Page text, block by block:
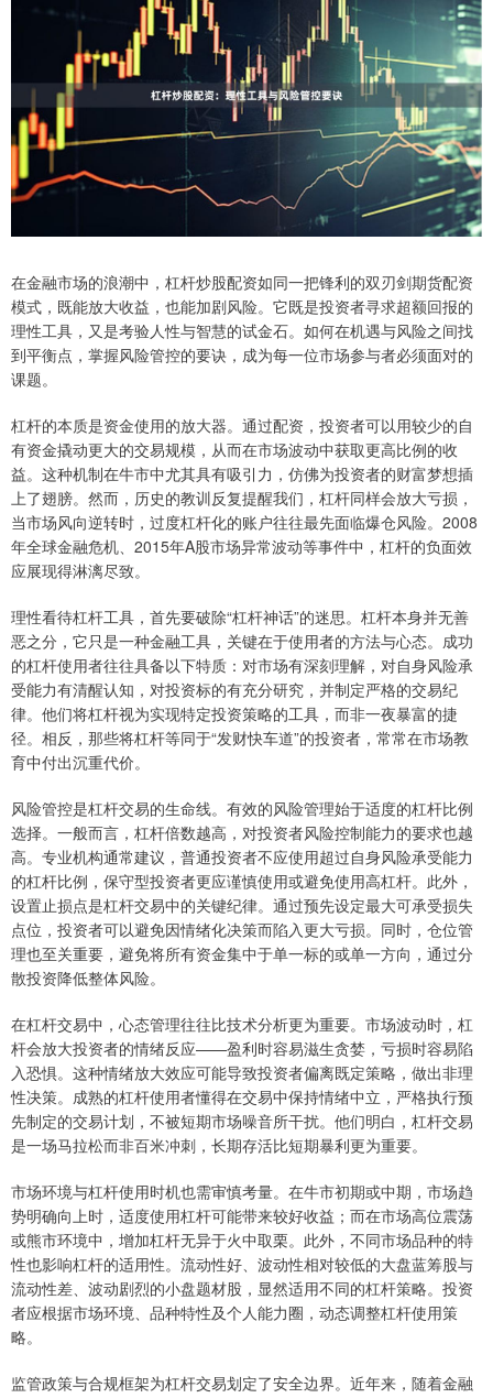
在金融市场的浪潮中，杠杆炒股配资如同一把锋利的双刃剑期货配资
模式，既能放大收益，也能加剧风险。它既是投资者寻求超额回报的
理性工具，又是考验人性与智慧的试金石。如何在机遇与风险之间找
到平衡点，掌握风险管控的要诀，成为每一位市场参与者必须面对的
课题。
杠杆的本质是资金使用的放大器。通过配资，投资者可以用较少的自
有资金撬动更大的交易规模，从而在市场波动中获取更高比例的收
益。这种机制在牛市中尤其具有吸引力，仿佛为投资者的财富梦想插
上了翅膀。然而，历史的教训反复提醒我们，杠杆同样会放大亏损，
当市场风向逆转时，过度杠杆化的账户往往最先面临爆仓风险。2008
年全球金融危机、2015年A股市场异常波动等事件中，杠杆的负面效
应展现得淋漓尽致。
理性看待杠杆工具，首先要破除“杠杆神话”的迷思。杠杆本身并无善
恶之分，它只是一种金融工具，关键在于使用者的方法与心态。成功
的杠杆使用者往往具备以下特质：对市场有深刻理解，对自身风险承
受能力有清醒认知，对投资标的有充分研究，并制定严格的交易纪
律。他们将杠杆视为实现特定投资策略的工具，而非一夜暴富的捷
径。相反，那些将杠杆等同于“发财快车道”的投资者，常常在市场教
育中付出沉重代价。
风险管控是杠杆交易的生命线。有效的风险管理始于适度的杠杆比例
选择。一般而言，杠杆倍数越高，对投资者风险控制能力的要求也越
高。专业机构通常建议，普通投资者不应使用超过自身风险承受能力
的杠杆比例，保守型投资者更应谨慎使用或避免使用高杠杆。此外，
设置止损点是杠杆交易中的关键纪律。通过预先设定最大可承受损失
点位，投资者可以避免因情绪化决策而陷入更大亏损。同时，仓位管
理也至关重要，避免将所有资金集中于单一标的或单一方向，通过分
散投资降低整体风险。
在杠杆交易中，心态管理往往比技术分析更为重要。市场波动时，杠
杆会放大投资者的情绪反应——盈利时容易滋生贪婪，亏损时容易陷
入恐惧。这种情绪放大效应可能导致投资者偏离既定策略，做出非理
性决策。成熟的杠杆使用者懂得在交易中保持情绪中立，严格执行预
先制定的交易计划，不被短期市场噪音所干扰。他们明白，杠杆交易
是一场马拉松而非百米冲刺，长期存活比短期暴利更为重要。
市场环境与杠杆使用时机也需审慎考量。在牛市初期或中期，市场趋
势明确向上时，适度使用杠杆可能带来较好收益；而在市场高位震荡
或熊市环境中，增加杠杆无异于火中取栗。此外，不同市场品种的特
性也影响杠杆的适用性。流动性好、波动性相对较低的大盘蓝筹股与
流动性差、波动剧烈的小盘题材股，显然适用不同的杠杆策略。投资
者应根据市场环境、品种特性及个人能力圈，动态调整杠杆使用策
略。
监管政策与合规框架为杠杆交易划定了安全边界。近年来，随着金融